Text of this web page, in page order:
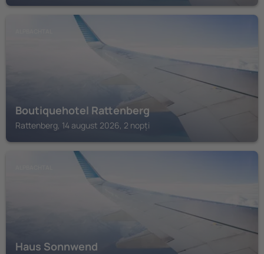
Boutiquehotel Rattenberg
Rattenberg, 14 august 2026, 2 nopți
Haus Sonnwend